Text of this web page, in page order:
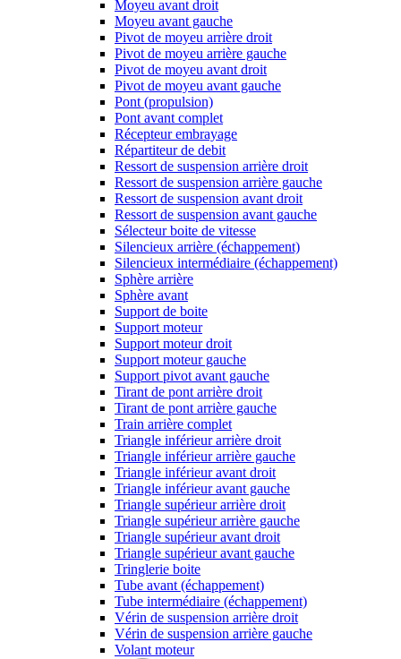
Moyeu avant droit
Moyeu avant gauche
Pivot de moyeu arrière droit
Pivot de moyeu arrière gauche
Pivot de moyeu avant droit
Pivot de moyeu avant gauche
Pont (propulsion)
Pont avant complet
Récepteur embrayage
Répartiteur de debit
Ressort de suspension arrière droit
Ressort de suspension arrière gauche
Ressort de suspension avant droit
Ressort de suspension avant gauche
Sélecteur boite de vitesse
Silencieux arrière (échappement)
Silencieux intermédiaire (échappement)
Sphère arrière
Sphère avant
Support de boite
Support moteur
Support moteur droit
Support moteur gauche
Support pivot avant gauche
Tirant de pont arrière droit
Tirant de pont arrière gauche
Train arrière complet
Triangle inférieur arrière droit
Triangle inférieur arrière gauche
Triangle inférieur avant droit
Triangle inférieur avant gauche
Triangle supérieur arrière droit
Triangle supérieur arrière gauche
Triangle supérieur avant droit
Triangle supérieur avant gauche
Tringlerie boite
Tube avant (échappement)
Tube intermédiaire (échappement)
Vérin de suspension arrière droit
Vérin de suspension arrière gauche
Volant moteur